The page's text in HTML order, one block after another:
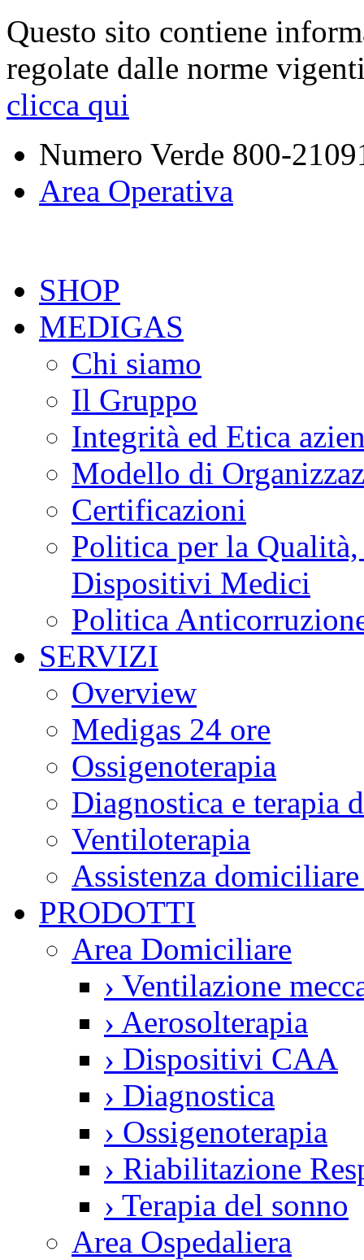
Questo sito contiene
regolate dalle norme
clicca qui
Numero Verde 800-
Area Operativa
SHOP
MEDIGAS
Chi siamo
Il Gruppo
Integrità ed Etica
Modello di
Certificazioni
Politica per la
Dispositivi Medici
Politica
SERVIZI
Overview
Medigas 24 ore
Ossigenoterapia
Diagnostica e terapia
Ventiloterapia
Assistenza
PRODOTTI
Area Domiciliare
› Ventilazione
› Aerosolterapia
› Dispositivi CAA
› Diagnostica
› Ossigenoterapia
› Riabilitazione
› Terapia del sonno
Area Ospedaliera